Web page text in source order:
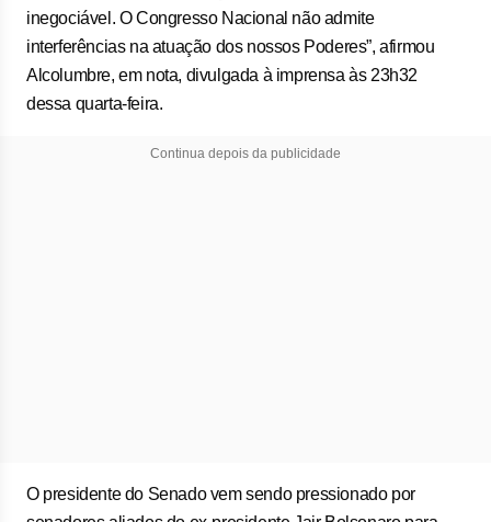
inegociável. O Congresso Nacional não admite
interferências na atuação dos nossos Poderes”, afirmou
Alcolumbre, em nota, divulgada à imprensa às 23h32
dessa quarta-feira.
Continua depois da publicidade
O presidente do Senado vem sendo pressionado por